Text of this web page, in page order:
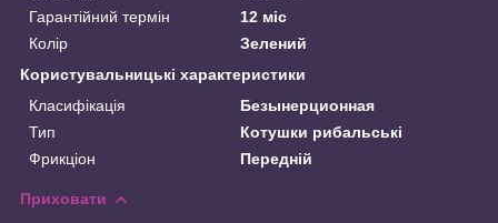
Гарантійний термін
12 міс
Колір
Зелений
Користувальницькі характеристики
Класифікація
Безынерционная
Тип
Котушки рибальські
Фрикціон
Передній
Приховати